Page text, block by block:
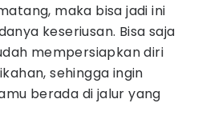
maka bisa jadi ini
keseriusan. Bisa saja
mempersiapkan diri
sehingga ingin
berada di jalur yang